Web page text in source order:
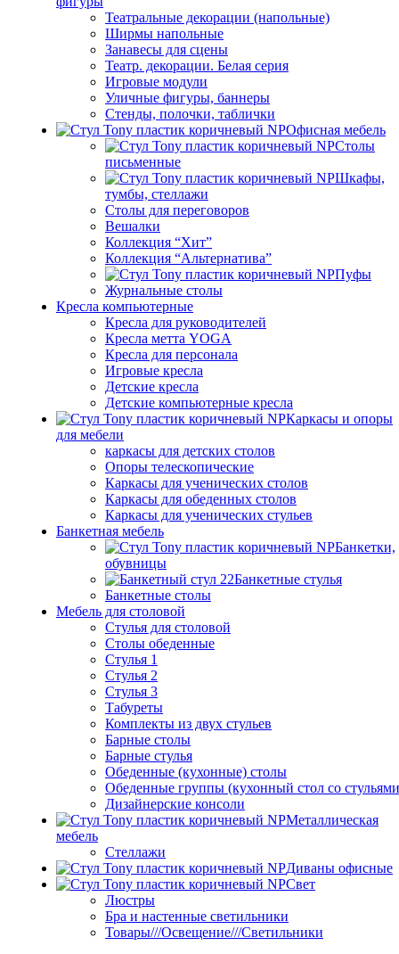
Театральные декорации (напольные)
Ширмы напольные
Занавесы для сцены
Театр. декорации. Белая серия
Игровые модули
Уличные фигуры, баннеры
Стенды, полочки, таблички
Офисная мебель
Столы
письменные
Шкафы,
тумбы, стеллажи
Столы для переговоров
Вешалки
Коллекция “Хит”
Коллекция “Альтернатива”
Пуфы
Журнальные столы
Кресла компьютерные
Кресла для руководителей
Кресла метта YOGA
Кресла для персонала
Игровые кресла
Детские кресла
Детские компьютерные кресла
Каркасы и опоры
для мебели
каркасы для детских столов
Опоры телескопические
Каркасы для ученических столов
Каркасы для обеденных столов
Каркасы для ученических стульев
Банкетная мебель
Банкетки,
обувницы
Банкетные стулья
Банкетные столы
Мебель для столовой
Стулья для столовой
Столы обеденные
Стулья 1
Стулья 2
Стулья 3
Табуреты
Комплекты из двух стульев
Барные столы
Барные стулья
Обеденные (кухонные) столы
Обеденные группы (кухонный стол со
Дизайнерские консоли
Металлическая
мебель
Стеллажи
Диваны офисные
Свет
Люстры
Бра и настенные светильники
Товары///Освещение///Светильники